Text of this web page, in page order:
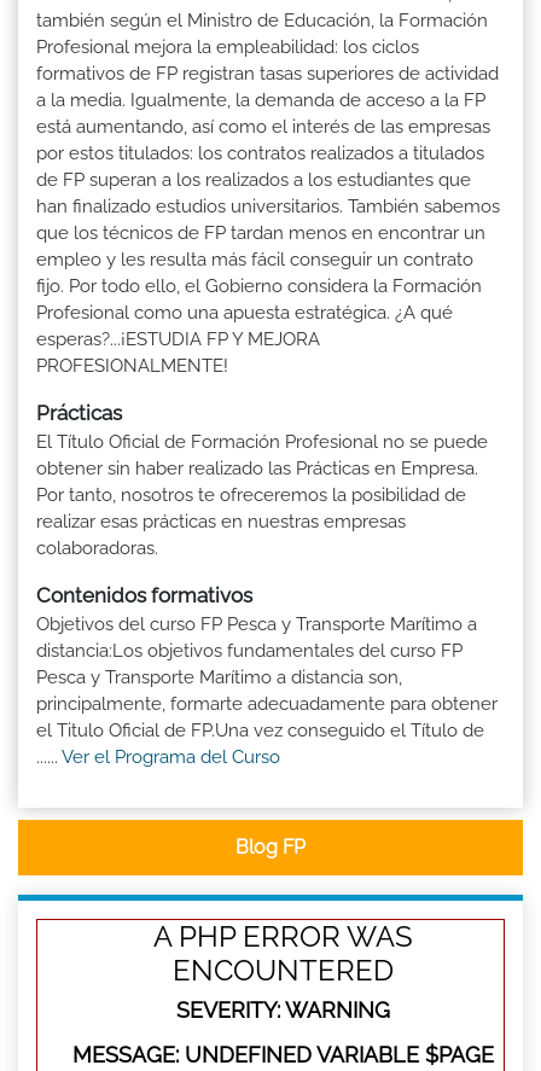
también según el Ministro de Educación, la Formación
Profesional mejora la empleabilidad: los ciclos
formativos de FP registran tasas superiores de actividad
a la media. Igualmente, la demanda de acceso a la FP
está aumentando, así como el interés de las empresas
por estos titulados: los contratos realizados a titulados
de FP superan a los realizados a los estudiantes que
han finalizado estudios universitarios. También sabemos
que los técnicos de FP tardan menos en encontrar un
empleo y les resulta más fácil conseguir un contrato
fijo. Por todo ello, el Gobierno considera la Formación
Profesional como una apuesta estratégica. ¿A qué
esperas?...¡ESTUDIA FP Y MEJORA
PROFESIONALMENTE!
Prácticas
El Título Oficial de Formación Profesional no se puede
obtener sin haber realizado las Prácticas en Empresa.
Por tanto, nosotros te ofreceremos la posibilidad de
realizar esas prácticas en nuestras empresas
colaboradoras.
Contenidos formativos
Objetivos del curso FP Pesca y Transporte Marítimo a
distancia:Los objetivos fundamentales del curso FP
Pesca y Transporte Marítimo a distancia son,
principalmente, formarte adecuadamente para obtener
el Titulo Oficial de FP.Una vez conseguido el Título de
...... Ver el Programa del Curso
Blog FP
A PHP ERROR WAS
ENCOUNTERED
SEVERITY: WARNING
MESSAGE: UNDEFINED VARIABLE $PAGE